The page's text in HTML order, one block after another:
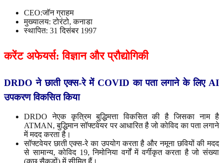
CEO:जॉन ग्राहम
मुख्यालय: टोरंटो, कनाडा
स्थापित: 31 दिसंबर 1997
करेंट अफेयर्स: विज्ञान और प्रौद्योगिकी
DRDOने छाती एक्स-रे मेंCOVIDका पता लगाने के लिएAI
उपकरण विकसित किया
DRDO नेएक कृत्रिम बुद्धिमत्ता विकसित की है जिसका नाम है
ATMAN, बुद्धिमान सॉफ्टवेयर पर आधारित है जो कोविद का पता लगाने
में मदद करता है।
सॉफ्टवेयर छाती एक्स-रे का उपयोग करता है और नमूना छवियों की मदद
से सामान्य, कोविद 19, निमोनिया वर्गों में वर्गीकृत करता है जो संख्या
(कुछ सैकड़ों) में सीमित हैं।